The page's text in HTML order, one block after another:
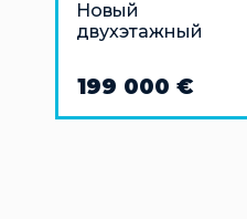
Новый
двухэтажный
Мата, Торревьеха в
300 м от моря
199 000 €